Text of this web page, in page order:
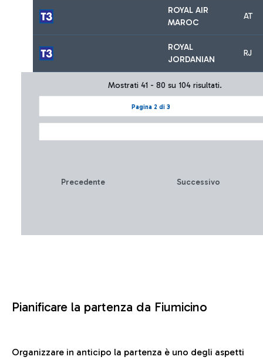
ROYAL AIR
MAROC
AT
ROYAL
JORDANIAN
RJ
Pagina 2 di 3
Mostrati 41 - 80 su 104 risultati.
Precedente Successivo
Pianificare la partenza da Fiumicino
Organizzare in anticipo la partenza è uno degli aspetti